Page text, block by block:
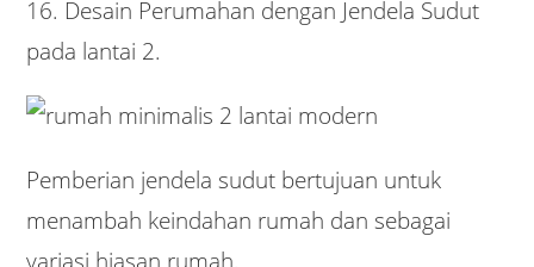
16. Desain Perumahan dengan Jendela Sudut
pada lantai 2.
Pemberian jendela sudut bertujuan untuk
menambah keindahan rumah dan sebagai
variasi hiasan rumah.